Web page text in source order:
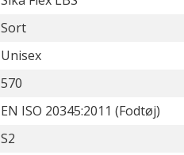
Sort
Unisex
570
EN ISO 20345:2011 (Fodtøj)
S2